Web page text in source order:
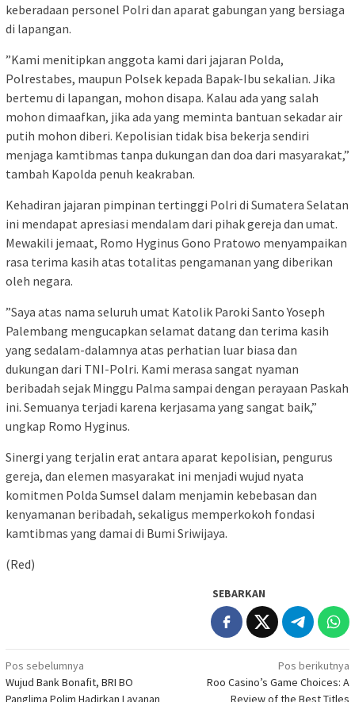
keberadaan personel Polri dan aparat gabungan yang bersiaga
di lapangan.
​”Kami menitipkan anggota kami dari jajaran Polda,
Polrestabes, maupun Polsek kepada Bapak-Ibu sekalian. Jika
bertemu di lapangan, mohon disapa. Kalau ada yang salah
mohon dimaafkan, jika ada yang meminta bantuan sekadar air
putih mohon diberi. Kepolisian tidak bisa bekerja sendiri
menjaga kamtibmas tanpa dukungan dan doa dari masyarakat,”
tambah Kapolda penuh keakraban.
​Kehadiran jajaran pimpinan tertinggi Polri di Sumatera Selatan
ini mendapat apresiasi mendalam dari pihak gereja dan umat.
Mewakili jemaat, Romo Hyginus Gono Pratowo menyampaikan
rasa terima kasih atas totalitas pengamanan yang diberikan
oleh negara.
​”Saya atas nama seluruh umat Katolik Paroki Santo Yoseph
Palembang mengucapkan selamat datang dan terima kasih
yang sedalam-dalamnya atas perhatian luar biasa dan
dukungan dari TNI-Polri. Kami merasa sangat nyaman
beribadah sejak Minggu Palma sampai dengan perayaan Paskah
ini. Semuanya terjadi karena kerjasama yang sangat baik,”
ungkap Romo Hyginus.
​Sinergi yang terjalin erat antara aparat kepolisian, pengurus
gereja, dan elemen masyarakat ini menjadi wujud nyata
komitmen Polda Sumsel dalam menjamin kebebasan dan
kenyamanan beribadah, sekaligus memperkokoh fondasi
kamtibmas yang damai di Bumi Sriwijaya.
(Red)
SEBARKAN
Navigasi
pos
Pos sebelumnya
Wujud Bank Bonafit, BRI BO
Panglima Polim Hadirkan Layanan
Pos berikutnya
Roo Casino’s Game Choices: A
Review of the Best Titles